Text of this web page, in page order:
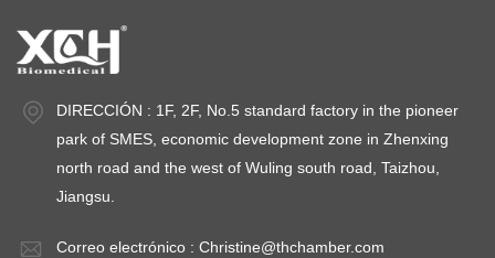
DIRECCIÓN : 1F, 2F, No.5 standard factory in the pioneer
park of SMES, economic development zone in Zhenxing
north road and the west of Wuling south road, Taizhou,
Jiangsu.
Correo electrónico : Christine@thchamber.com